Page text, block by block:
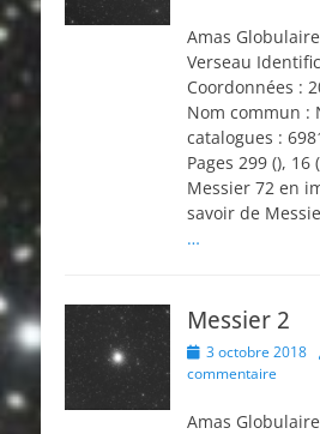
Amas
Verseau
Coordonnées :
Nom commun :
catalogues :
Pages 299 (), 16
Messier 72 en
savoir de
…
Messier 2
Posted
on
3 octobre 2018
commentaire
Amas